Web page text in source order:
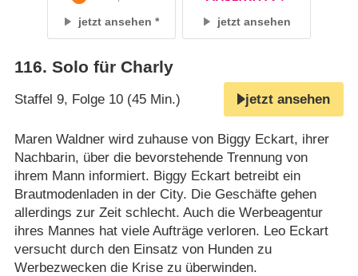
jetzt ansehen jetzt ansehen
116. Solo für Charly
Staffel 9, Folge 10 (45 Min.) jetzt ansehen
Maren Waldner wird zuhause von Biggy Eckart, ihrer
Nachbarin, über die bevorstehende Trennung von
ihrem Mann informiert. Biggy Eckart betreibt ein
Brautmodenladen in der City. Die Geschäfte gehen
allerdings zur Zeit schlecht. Auch die Werbeagentur
ihres Mannes hat viele Aufträge verloren. Leo Eckart
versucht durch den Einsatz von Hunden zu
Werbezwecken die Krise zu überwinden.